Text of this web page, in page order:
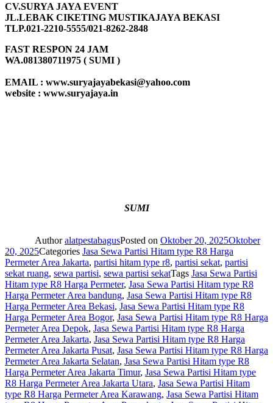
CV.SURYA JAYA EVENT
JL.LEBAK CIKETING MUSTIKAJAYA BEKASI
TLP.021-2210-5555/021-8262-2848
FAST RESPON 24 JAM
WA.081380711975 ( SUMI )
EMAIL : www.suryajayabekasi@yahoo.com
website : www.suryajaya.in
SUMI
AuthoralatpestabagusPosted on Oktober 20, 2025Oktober
20, 2025Categories Jasa Sewa Partisi Hitam type R8 Harga
Permeter Area Jakarta, partisi hitam type r8, partisi sekat, partisi
sekat ruang, sewa partisi, sewa partisi sekatTags Jasa Sewa Partisi
Hitam type R8 Harga Permeter, Jasa Sewa Partisi Hitam type R8
Harga Permeter Area bandung, Jasa Sewa Partisi Hitam type R8
Harga Permeter Area Bekasi, Jasa Sewa Partisi Hitam type R8
Harga Permeter Area Bogor, Jasa Sewa Partisi Hitam type R8 Harga
Permeter Area Depok, Jasa Sewa Partisi Hitam type R8 Harga
Permeter Area Jakarta, Jasa Sewa Partisi Hitam type R8 Harga
Permeter Area Jakarta Pusat, Jasa Sewa Partisi Hitam type R8 Harga
Permeter Area Jakarta Selatan, Jasa Sewa Partisi Hitam type R8
Harga Permeter Area Jakarta Timur, Jasa Sewa Partisi Hitam type
R8 Harga Permeter Area Jakarta Utara, Jasa Sewa Partisi Hitam
type R8 Harga Permeter Area Karawang, Jasa Sewa Partisi Hitam